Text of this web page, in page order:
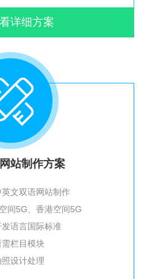
详细方案
站制作方案
文双语网站制作
间5G、香港空间5G
语言国际标准
需栏目模块
照设计处理